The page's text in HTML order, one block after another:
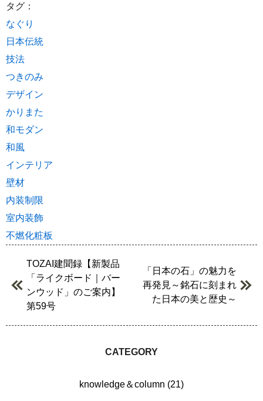
タグ：
なぐり
日本伝統
技法
つきのみ
デザイン
かりまた
和モダン
和風
インテリア
壁材
内装制限
室内装飾
不燃化粧板
TOZAI建聞録【新製品
「ライクボード｜バー
ンウッド」のご案内】
第59号
「日本の石」の魅力を
再発見～銘石に刻まれ
た日本の美と歴史～
CATEGORY
knowledge＆column (21)